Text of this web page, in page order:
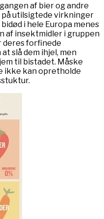
af bier og andre
utilsigtede virkninger
i hele Europa menes
af insektmidler i gruppen
deres forfinede
slå dem ihjel, men
til bistadet. Måske
ikke kan opretholde